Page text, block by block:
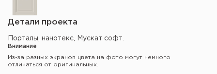
Детали проекта
Порталы, нанотекс, Мускат софт.
Внимание
Из-за разных экранов цвета на фото могут немного
отличаться от оригинальных.